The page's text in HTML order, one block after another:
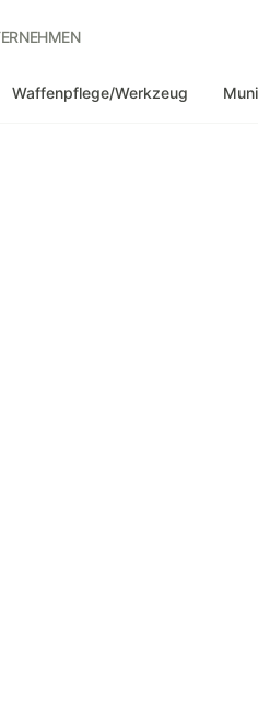
Waffenpflege/Werkzeug